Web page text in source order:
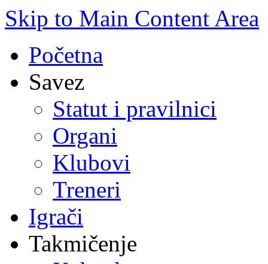
Skip to Main Content Area
Početna
Savez
Statut i pravilnici
Organi
Klubovi
Treneri
Igrači
Takmičenje